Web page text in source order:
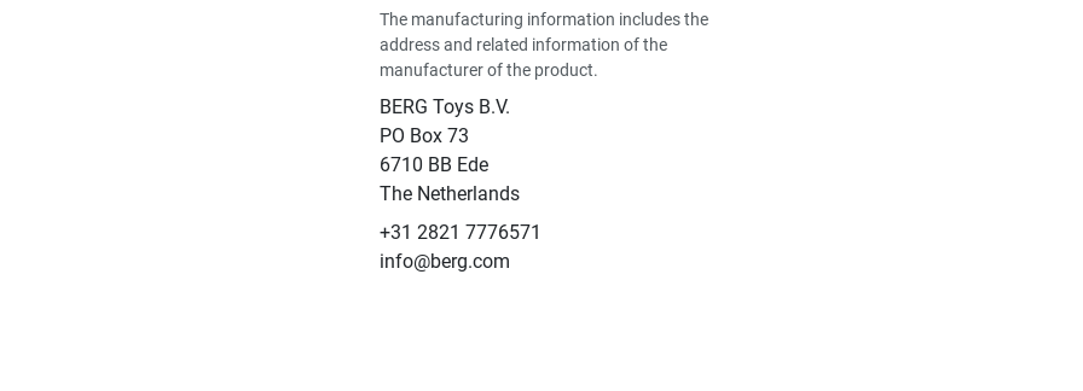
The manufacturing information includes the
address and related information of the
manufacturer of the product.
BERG Toys B.V.
​PO Box 73
6710 BB Ede
The Netherlands
+31 2821 7776571
info@berg.com